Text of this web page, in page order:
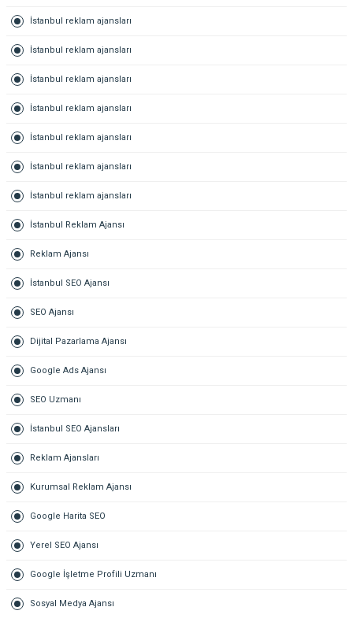
İstanbul reklam ajansları
İstanbul reklam ajansları
İstanbul reklam ajansları
İstanbul reklam ajansları
İstanbul reklam ajansları
İstanbul reklam ajansları
İstanbul reklam ajansları
İstanbul Reklam Ajansı
Reklam Ajansı
İstanbul SEO Ajansı
SEO Ajansı
Dijital Pazarlama Ajansı
Google Ads Ajansı
SEO Uzmanı
İstanbul SEO Ajansları
Reklam Ajansları
Kurumsal Reklam Ajansı
Google Harita SEO
Yerel SEO Ajansı
Google İşletme Profili Uzmanı
Sosyal Medya Ajansı